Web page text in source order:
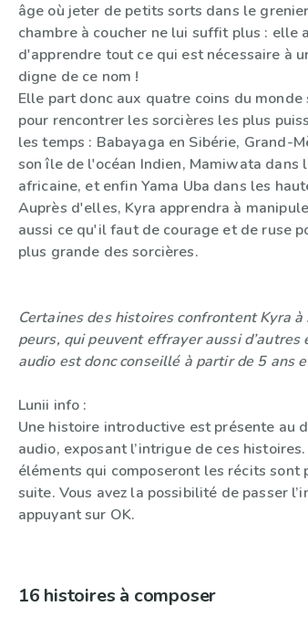
âge où jeter de petits sorts dans le
chambre à coucher ne lui suffit plus : elle
d'apprendre tout ce qui est nécessaire à
digne de ce nom !
Elle part donc aux quatre coins du monde
pour rencontrer les sorcières les plus
les temps : Babayaga en Sibérie, Grand-
son île de l'océan Indien, Mamiwata dans
africaine, et enfin Yama Uba dans les
Auprès d'elles, Kyra apprendra à
aussi ce qu'il faut de courage et de ruse
plus grande des sorcières.
Certaines des histoires confrontent Kyra à
peurs, qui peuvent effrayer aussi d’autres
audio est donc conseillé à partir de 5 ans
Lunii info :
Une histoire introductive est présente au
audio, exposant l’intrigue de ces
éléments qui composeront les récits sont
suite. Vous avez la possibilité de passer
appuyant sur OK.
16 histoires à composer